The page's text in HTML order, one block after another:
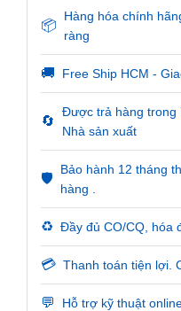
📦
Hàng hóa chính
ràng
🚚 Free Ship HCM -
🔄
Được trả hàng trong
Nhà sản xuất
🛡️
Bảo hành 12 tháng
hàng .
♻️ Đầy đủ CO/CQ, hóa
💳 Thanh toán tiện lợi.
💬 Hỗ trợ kỹ thuật